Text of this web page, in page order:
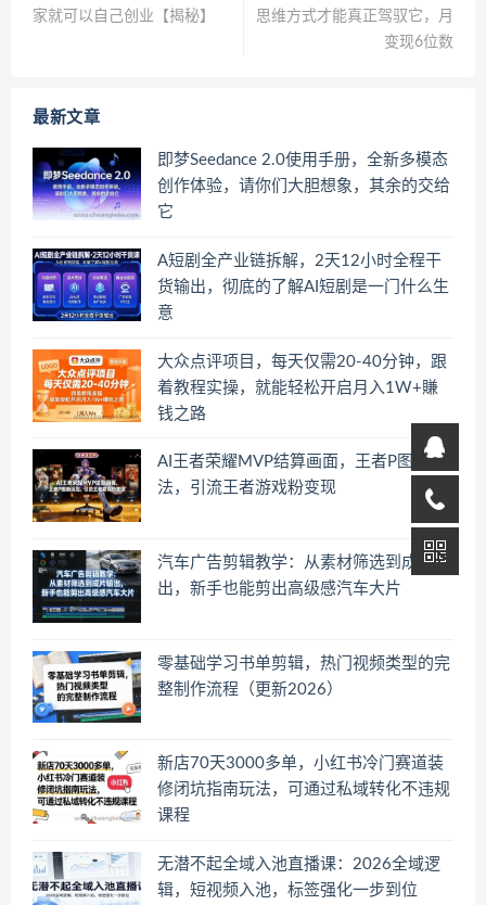
家就可以自己创业【揭秘】
思维方式才能真正驾驭它，月
变现6位数
最新文章
即梦Seedance 2.0使用手册，全新多模态
创作体验，请你们大胆想象，其余的交给
它
A短剧全产业链拆解，2天12小时全程干
货输出，彻底的了解AI短剧是一门什么生
意
大众点评项目，每天仅需20-40分钟，跟
着教程实操，就能轻松开启月入1W+賺
钱之路
AI王者荣耀MVP结算画面，王者P图新玩
法，引流王者游戏粉变现
汽车广告剪辑教学：从素材筛选到成片输
出，新手也能剪出高级感汽车大片
零基础学习书单剪辑，热门视频类型的完
整制作流程（更新2026）
新店70天3000多单，小红书冷门赛道装
修闭坑指南玩法，可通过私域转化不违规
课程
无潜不起全域入池直播课：2026全域逻
辑，短视频入池，标签强化一步到位